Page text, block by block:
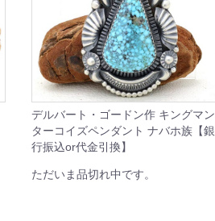
デルバート・ゴードン作 キングマン
ターコイズペンダント ナバホ族【銀
行振込or代金引換】
ただいま品切れ中です。